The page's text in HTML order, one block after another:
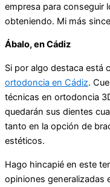
empresa para conseguir
obteniendo. Mi más
Ábalo, en Cádiz
Si por algo destaca está
ortodoncia en Cádiz.
técnicas en ortodoncia
quedarán sus dientes
tanto en la opción de
estéticos.
Hago hincapié en este
opiniones generalizadas